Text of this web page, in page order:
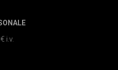
i.v.